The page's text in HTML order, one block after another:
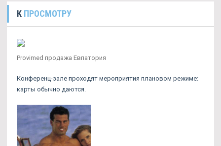
К ПРОСМОТРУ
Provimed продажа Евпатория
Конференц-зале проходят мероприятия плановом режиме:
карты обычно даются.